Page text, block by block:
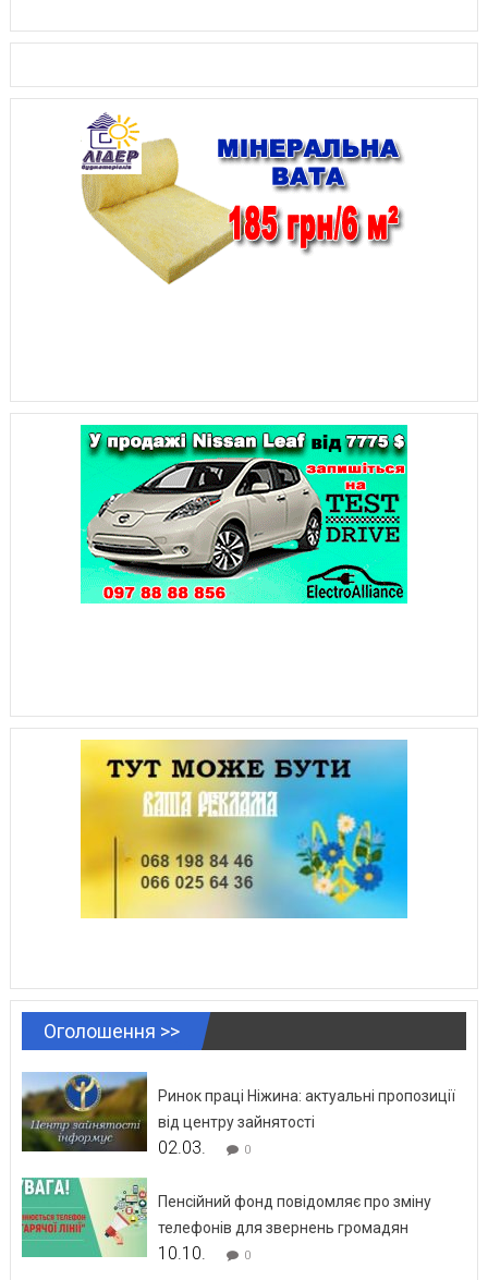
Оголошення >>
Ринок праці Ніжина: актуальні пропозиції
від центру зайнятості
02.03. 0
Пенсійний фонд повідомляє про зміну
телефонів для звернень громадян
10.10. 0